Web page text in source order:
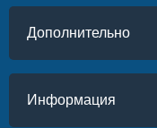
Дополнительно
Информация